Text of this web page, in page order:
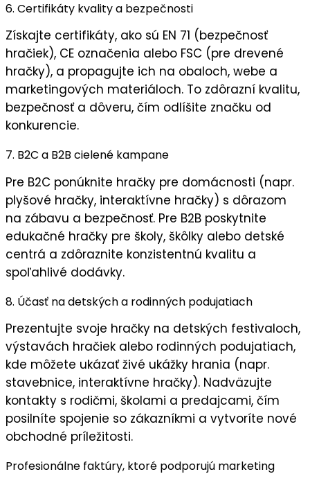
6. Certifikáty kvality a bezpečnosti
Získajte certifikáty, ako sú EN 71 (bezpečnosť
hračiek), CE označenia alebo FSC (pre drevené
hračky), a propagujte ich na obaloch, webe a
marketingových materiáloch. To zdôrazní kvalitu,
bezpečnosťa dôveru, čím odlíšite značku od
konkurencie.
7. B2C a B2B cielené kampane
Pre B2C ponúknite hračky pre domácnosti (napr.
plyšové hračky, interaktívne hračky) s dôrazom
na zábavu a bezpečnosť. Pre B2B poskytnite
edukačné hračky pre školy, škôlky alebo detské
centrá a zdôraznite konzistentnú kvalitu a
spoľahlivé dodávky.
8. Účasť na detských a rodinných podujatiach
Prezentujte svoje hračky na detských festivaloch,
výstavách hračiek alebo rodinných podujatiach,
kde môžete ukázaťživé ukážky hrania (napr.
stavebnice, interaktívne hračky). Nadväzujte
kontakty s rodičmi, školami a predajcami, čím
posilníte spojenie so zákazníkmi a vytvoríte nové
obchodné príležitosti.
Profesionálne faktúry, ktoré podporujú marketing